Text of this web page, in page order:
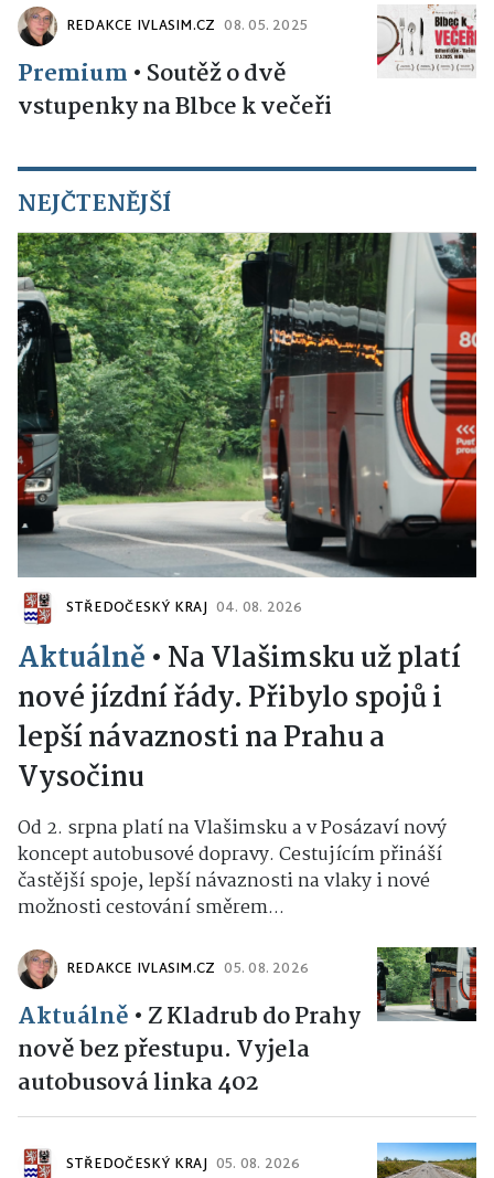
REDAKCE IVLASIM.CZ 08. 05. 2025
Premium • Soutěž o dvě
vstupenky na Blbce k večeři
NEJČTENĚJŠÍ
STŘEDOČESKÝ KRAJ 04. 08. 2026
Aktuálně • Na Vlašimsku už platí
nové jízdní řády. Přibylo spojů i
lepší návaznosti na Prahu a
Vysočinu
Od 2. srpna platí na Vlašimsku a v Posázaví nový
koncept autobusové dopravy. Cestujícím přináší
častější spoje, lepší návaznosti na vlaky i nové
možnosti cestování směrem...
REDAKCE IVLASIM.CZ 05. 08. 2026
Aktuálně • Z Kladrub do Prahy
nově bez přestupu. Vyjela
autobusová linka 402
STŘEDOČESKÝ KRAJ 05. 08. 2026